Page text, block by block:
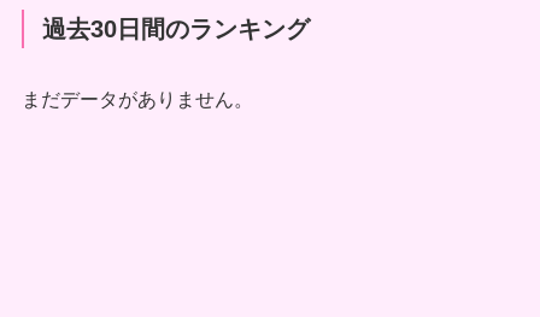
過去30日間のランキング
まだデータがありません。